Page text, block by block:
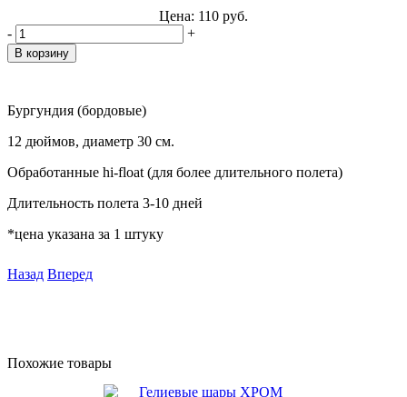
Цена: 110 руб.
-
+
Бургундия (бордовые)
12 дюймов, диаметр 30 см.
Обработанные hi-float (для более длительного полета)
Длительность полета 3-10 дней
*цена указана за 1 штуку
Назад Вперед
Похожие товары